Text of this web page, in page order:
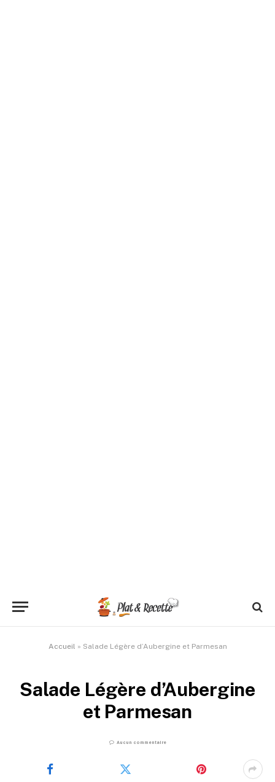
Accueil » Salade Légère d’Aubergine et Parmesan
Salade Légère d’Aubergine
et Parmesan
Aucun commentaire